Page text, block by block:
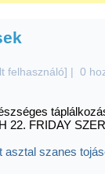
felhasználó] | 0
22. FRIDAY